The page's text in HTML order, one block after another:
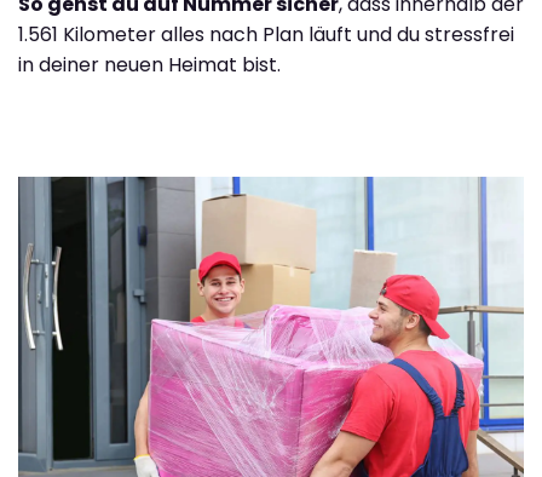
1.561 Kilometer alles nach Plan läuft und du stressfrei
in deiner neuen Heimat bist.